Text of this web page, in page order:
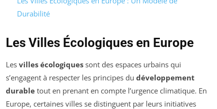
Durabilité
Les Villes Écologiques en Europe
Les villes écologiques sont des espaces urbains qui
s’engagent à respecter les principes du développement
durable tout en prenant en compte l’urgence climatique. En
Europe, certaines villes se distinguent par leurs initiatives